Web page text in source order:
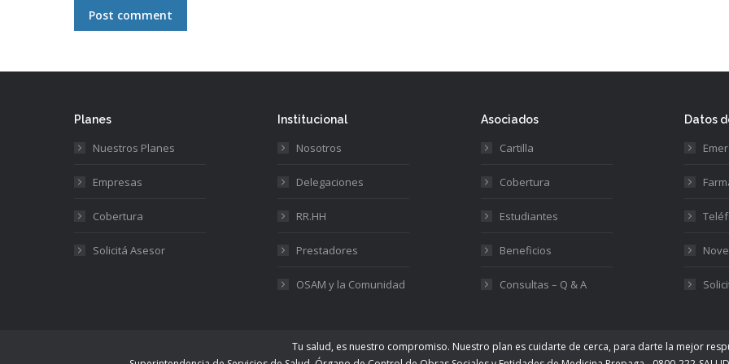
Post comment
Planes
Nuestros Planes
Empresas
Cobertura
Solicitá Asesor
Institucional
Nosotros
Delegaciones
RR.HH
Prestadores
OSAM y la Comunidad
Asociados
Cartilla
Cobertura
Estudiantes
Beneficios
Consultas – Q & A
Datos
Tu salud, es nuestro compromiso. Nuestro plan es cuidarte de cerca, para darte la mejor